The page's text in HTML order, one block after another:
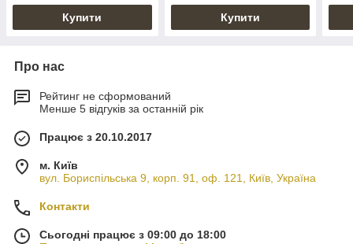
Купити Купити
Про нас
Рейтинг не сформований
Менше 5 відгуків за останній рік
Працює з 20.10.2017
м. Київ
вул. Бориспільська 9, корп. 91, оф. 121, Київ, Україна
Контакти
Сьогодні працює з 09:00 до 18:00